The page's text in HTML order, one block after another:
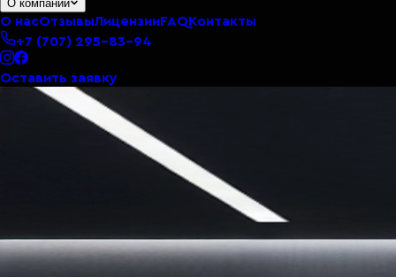
О компании
О насОтзывыЛицензииFAQКонтакты
+7 (707) 295-83-94
Оставить заявку